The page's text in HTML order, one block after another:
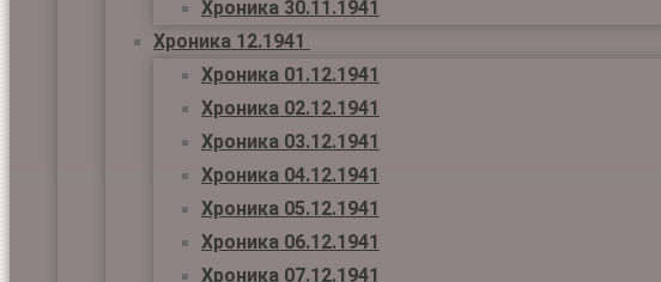
Хроника 30.11.1941
Хроника 12.1941
Хроника 01.12.1941
Хроника 02.12.1941
Хроника 03.12.1941
Хроника 04.12.1941
Хроника 05.12.1941
Хроника 06.12.1941
Хроника 07.12.1941